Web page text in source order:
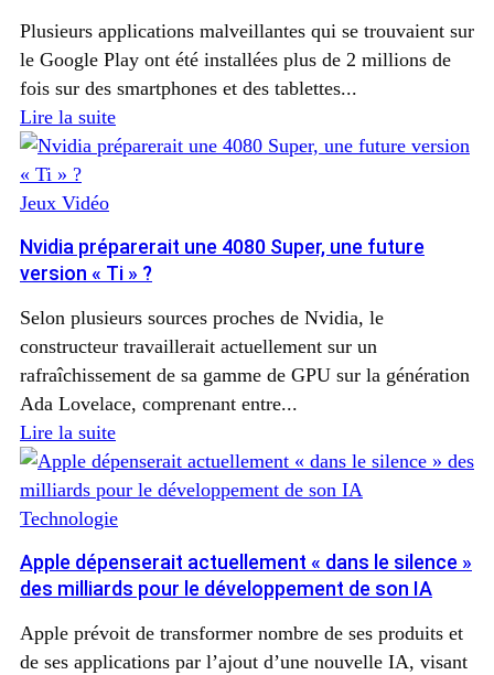
Plusieurs applications malveillantes qui se trouvaient sur
le Google Play ont été installées plus de 2 millions de
fois sur des smartphones et des tablettes...
Lire la suite
Jeux Vidéo
Nvidia préparerait une 4080 Super, une future
version « Ti » ?
Selon plusieurs sources proches de Nvidia, le
constructeur travaillerait actuellement sur un
rafraîchissement de sa gamme de GPU sur la génération
Ada Lovelace, comprenant entre...
Lire la suite
Technologie
Apple dépenserait actuellement « dans le silence »
des milliards pour le développement de son IA
Apple prévoit de transformer nombre de ses produits et
de ses applications par l’ajout d’une nouvelle IA, visant